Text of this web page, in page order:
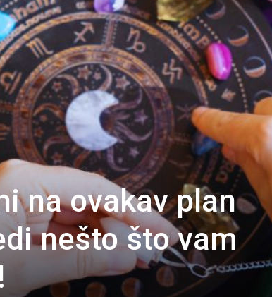
na ovakav plan
nešto što vam